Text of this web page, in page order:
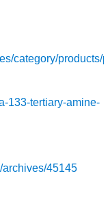
category/products/
133-tertiary-amine-
archives/45145